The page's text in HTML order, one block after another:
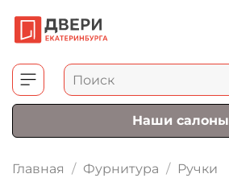
Наши салоны
Главная Фурнитура Ручки